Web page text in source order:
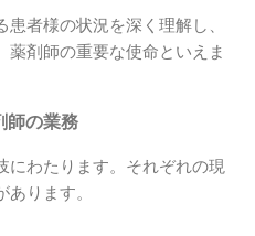
者様の状況を深く理解し、
薬剤師の重要な使命といえま
師の業務
にわたります。それぞれの現
ります。